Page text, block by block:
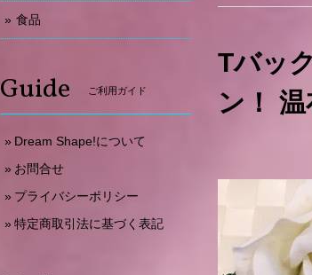
Tバッ
ン！
食品
Guide ご利用ガイド
Dream Shape!について
お問合せ
プライバシーポリシー
特定商取引法に基づく表記